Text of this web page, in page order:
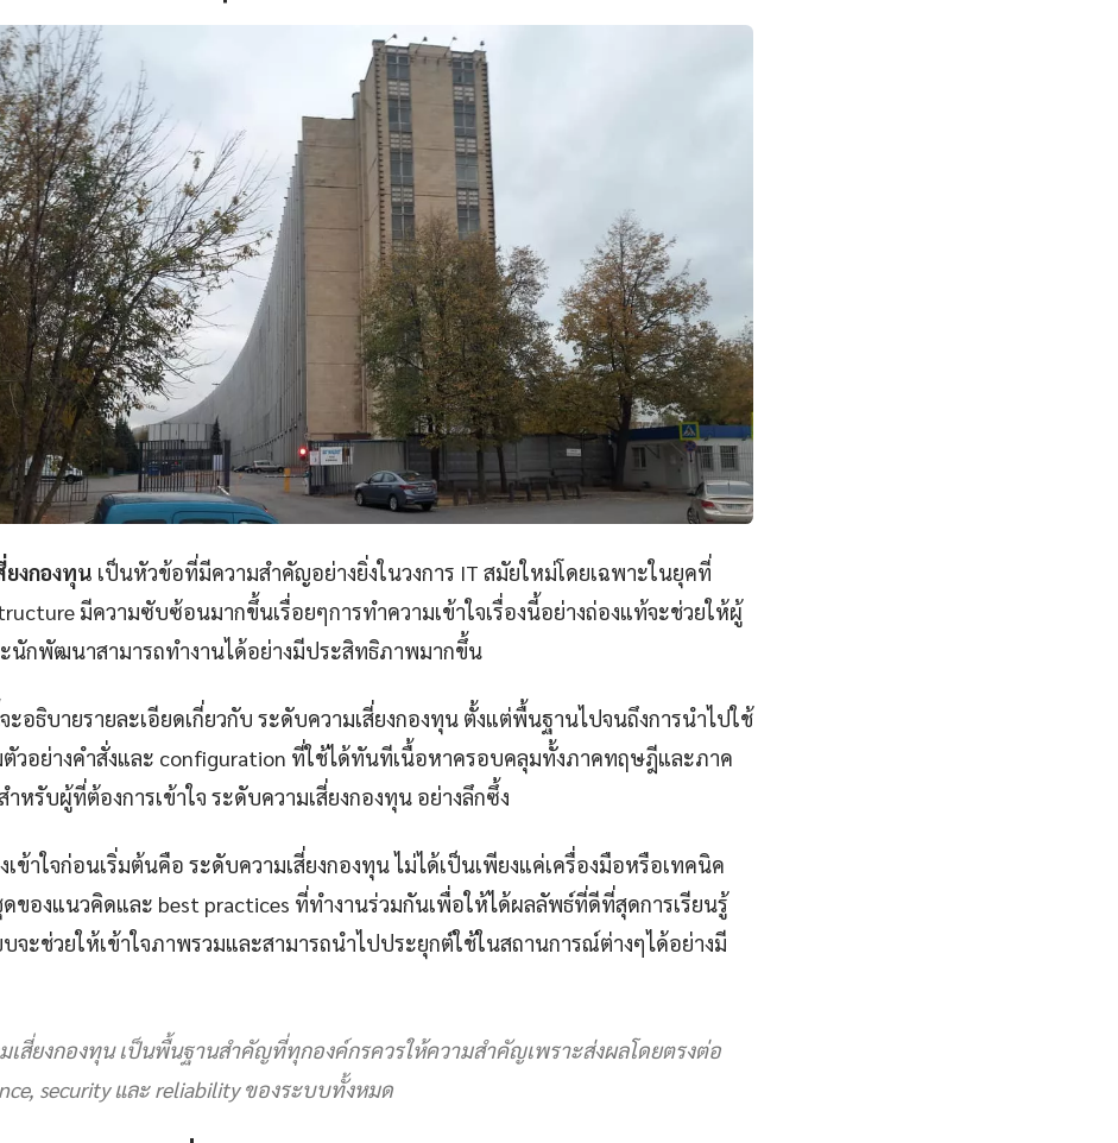
ยงกองทุน เป็นหัวข้อที่มีความสำคัญอย่างยิ่งในวงการ IT สมัยใหม่โดยเฉพาะในยุคที่
มีความซับซ้อนมากขึ้นเรื่อยๆการทำความเข้าใจเรื่องนี้อย่างถ่องแท้จะช่วยให้ผู้
นักพัฒนาสามารถทำงานได้อย่างมีประสิทธิภาพมากขึ้น
อธิบายรายละเอียดเกี่ยวกับ ระดับความเสี่ยงกองทุน ตั้งแต่พื้นฐานไปจนถึงการนำไปใช้
ตัวอย่างคำสั่งและ configuration ที่ใช้ได้ทันทีเนื้อหาครอบคลุมทั้งภาคทฤษฎีและภาค
หรับผู้ที่ต้องการเข้าใจ ระดับความเสี่ยงกองทุน อย่างลึกซึ้ง
ข้าใจก่อนเริ่มต้นคือ ระดับความเสี่ยงกองทุน ไม่ได้เป็นเพียงแค่เครื่องมือหรือเทคนิค
ของแนวคิดและ best practices ที่ทำงานร่วมกันเพื่อให้ได้ผลลัพธ์ที่ดีที่สุดการเรียนรู้
จะช่วยให้เข้าใจภาพรวมและสามารถนำไปประยุกต์ใช้ในสถานการณ์ต่างๆได้อย่างมี
เสี่ยงกองทุน เป็นพื้นฐานสำคัญที่ทุกองค์กรควรให้ความสำคัญเพราะส่งผลโดยตรงต่อ
security และ reliability ของระบบทั้งหมด